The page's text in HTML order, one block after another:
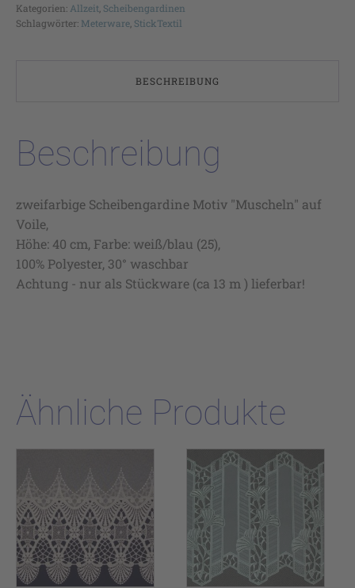
Kategorien: Allzeit Scheibengardinen
Schlagwörter: Meterware StickTextil
BESCHREIBUNG
Beschreibung
zweifarbige Scheibengardine Motiv "Muscheln" auf
Voile,
Höhe: 40 cm, Farbe: weiß/blau (25),
100% Polyester, 30° waschbar
Achtung - nur als Stückware (ca 13 m ) lieferbar!
Ähnliche Produkte